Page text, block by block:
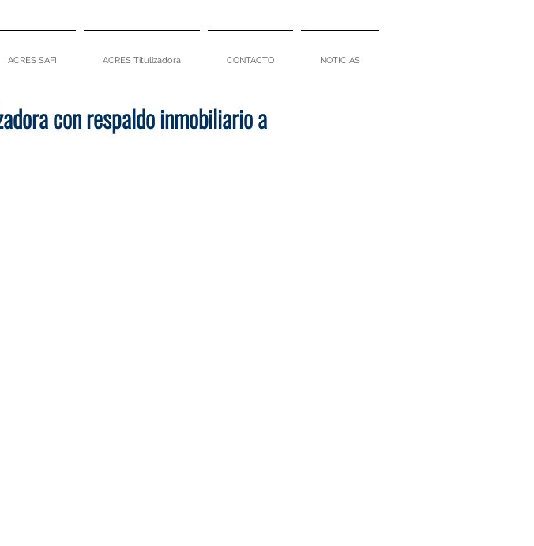
ACRES SAFI ACRES Titulizadora CONTACTO NOTICIAS
con respaldo inmobiliario a